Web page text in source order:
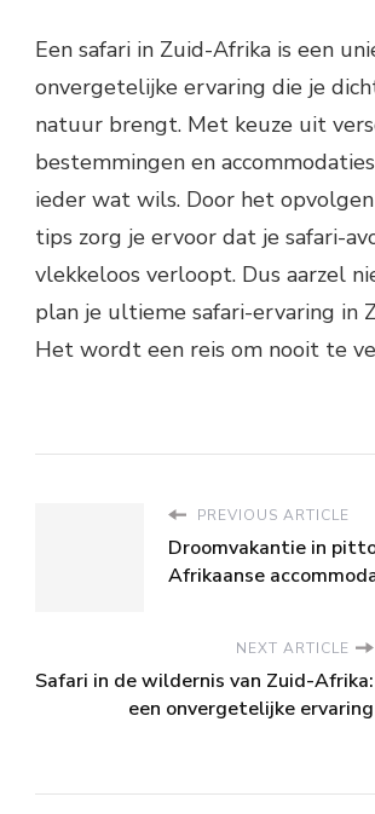
Een safari in Zuid-Afrika is een
onvergetelijke ervaring die je
natuur brengt. Met keuze uit
bestemmingen en
ieder wat wils. Door het
tips zorg je ervoor dat je safari-
vlekkeloos verloopt. Dus aarzel
plan je ultieme safari-ervaring in
Het wordt een reis om nooit te
PREVIOUS ARTICLE
Droomvakantie in
Afrikaanse
NEXT ARTICLE
Safari in de wildernis van Zuid-Afrika:
een onvergetelijke ervaring